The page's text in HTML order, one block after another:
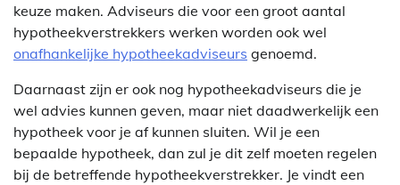
keuze maken. Adviseurs die voor een groot aantal
hypotheekverstrekkers werken worden ook wel
onafhankelijke hypotheekadviseurs genoemd.
Daarnaast zijn er ook nog hypotheekadviseurs die je
wel advies kunnen geven, maar niet daadwerkelijk een
hypotheek voor je af kunnen sluiten. Wil je een
bepaalde hypotheek, dan zul je dit zelf moeten regelen
bij de betreffende hypotheekverstrekker. Je vindt een